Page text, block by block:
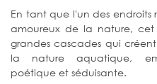
En tant que l'un des endroits
amoureux de la nature,
grandes cascades qui
la nature aquatique,
poétique et séduisante.